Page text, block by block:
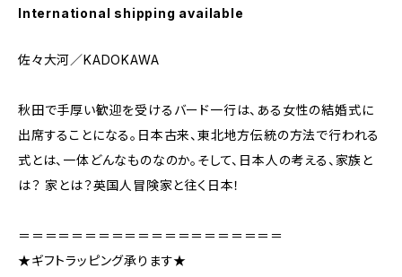
International shipping available
佐々大河／KADOKAWA
秋田で手厚い歓迎を受けるバード一行は、ある女性の結婚式に
出席することになる。日本古来、東北地方伝統の方法で行われる
式とは、一体どんなものなのか。そして、日本人の考える、家族と
は？ 家とは？英国人冒険家と往く日本！
＝＝＝＝＝＝＝＝＝＝＝＝＝＝＝＝＝＝＝＝
★ギフトラッピング承ります★